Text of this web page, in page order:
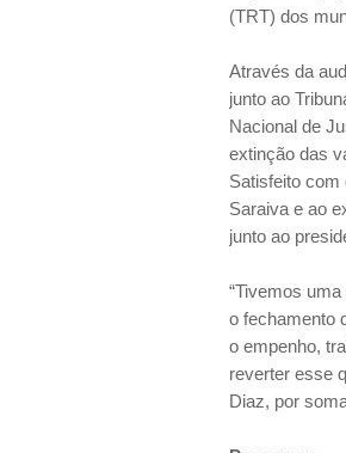
(TRT) dos
Através da
junto ao
Nacional de
extinção das
Satisfeito com
Saraiva e ao
junto ao
“Tivemos
o fechamento
o empenho,
reverter esse
Diaz, por